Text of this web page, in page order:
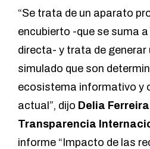
“Se trata de un aparato
encubierto -que se suma
directa- y trata de generar
simulado que son
ecosistema informativo y
actual”, dijo Delia
Transparencia
informe “Impacto de las